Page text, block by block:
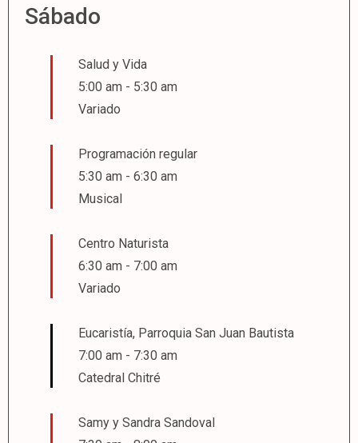
Sábado
Salud y Vida
5:00 am - 5:30 am
Variado
Programación regular
5:30 am - 6:30 am
Musical
Centro Naturista
6:30 am - 7:00 am
Variado
Eucaristía, Parroquia San Juan Bautista
7:00 am - 7:30 am
Catedral Chitré
Samy y Sandra Sandoval